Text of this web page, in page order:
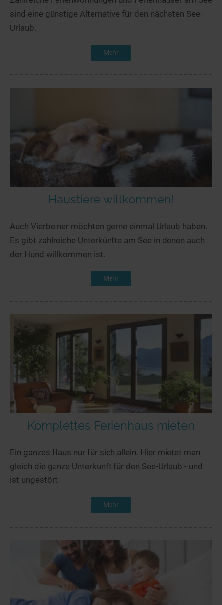
sind eine günstige Alternative für den nächsten See-
Urlaub.
Mehr
Haustiere willkommen!
Auch Vierbeiner möchten gerne einmal Urlaub haben.
Es gibt zahlreiche Unterkünfte am See in denen auch
der Hund willkommen ist.
Mehr
Komplettes Ferienhaus mieten
Ein ganzes Haus nur für sich allein. Hier mietet man
gleich die ganze Unterkunft für den See-Urlaub - und
ist ungestört.
Mehr